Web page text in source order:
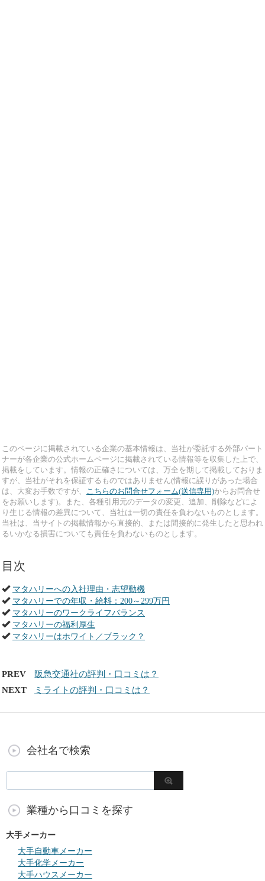
このページに掲載されている企業の基本情報は、当社が委託する外部パート
ナーが各企業の公式ホームページに掲載されている情報等を収集した上で、
掲載をしています。情報の正確さについては、万全を期して掲載しておりま
すが、当社がそれを保証するものではありません(情報に誤りがあった場合
は、大変お手数ですが、
こちらのお問合せフォーム(送信専用)からお問合せ
をお願いします)。また、各種引用元のデータの変更、追加、削除などによ
り生じる情報の差異について、当社は一切の責任を負わないものとします。
当社は、当サイトの掲載情報から直接的、または間接的に発生したと思われ
るいかなる損害についても責任を負わないものとします。
目次
マタハリーへの入社理由・志望動機
マタハリーでの年収・給料：200～299万円
マタハリーのワークライフバランス
マタハリーの福利厚生
マタハリーはホワイト／ブラック？
PREV
阪急交通社の評判・口コミは？
NEXT
ミライトの評判・口コミは？
会社名で検索
業種から口コミを探す
大手メーカー
大手自動車メーカー
大手化学メーカー
大手ハウスメーカー